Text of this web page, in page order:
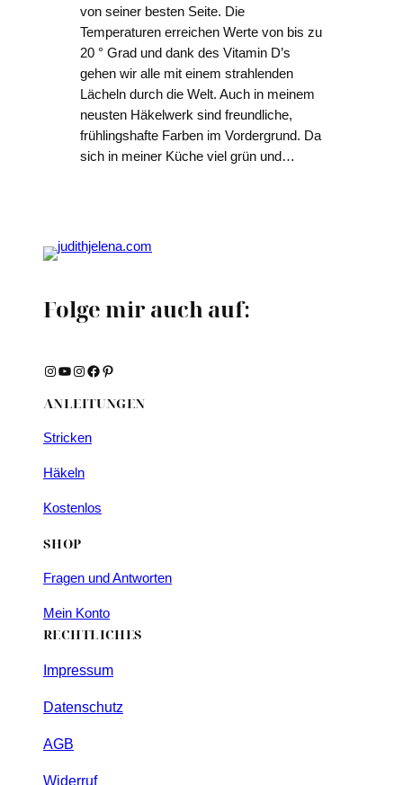
von seiner besten Seite. Die
Temperaturen erreichen Werte von bis zu
20 ° Grad und dank des Vitamin D’s
gehen wir alle mit einem strahlenden
Lächeln durch die Welt. Auch in meinem
neusten Häkelwerk sind freundliche,
frühlingshafte Farben im Vordergrund. Da
sich in meiner Küche viel grün und…
Folge mir auch auf:
Instagram YouTube Instagram Facebook Pinterest
ANLEITUNGEN
Stricken
Häkeln
Kostenlos
SHOP
Fragen und Antworten
Mein Konto
RECHTLICHES
Impressum
Datenschutz
AGB
Widerruf